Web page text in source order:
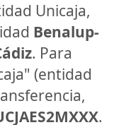
Unicaja,
Benalup-
. Para
(entidad
.